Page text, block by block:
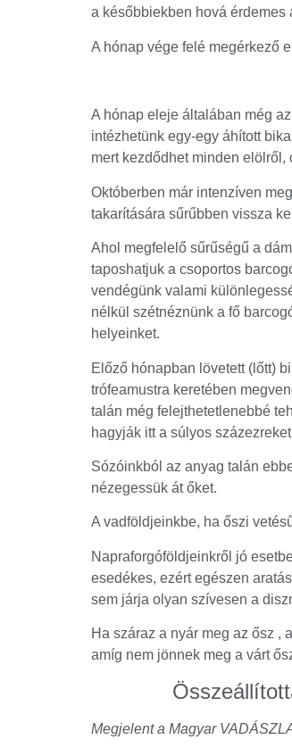
a későbbiekben hová érdemes
A hónap vége felé megérkező
A hónap eleje általában még
intézhetünk egy-egy áhított
mert kezdődhet minden
Októberben már intenzíven
takarítására sűrűbben vissza
Ahol megfelelő sűrűségű a
taposhatjuk a csoportos
vendégünk valami
nélkül szétnéznünk a fő
helyeinket.
Előző hónapban lövetett (lőtt)
trófeamustra keretében
talán még felejthetetlenebbé
hagyják itt a súlyos
Sózóinkból az anyag talán
nézegessük át őket.
A vadföldjeinkbe, ha őszi
Napraforgóföldjeinkről jó
esedékes, ezért egészen
sem járja olyan szívesen a
Ha száraz a nyár meg az ősz ,
amíg nem jönnek meg a várt
Megjelent a Magyar